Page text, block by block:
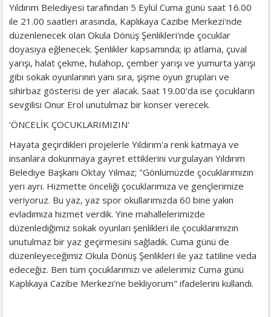
Yıldırım Belediyesi tarafından 5 Eylül Cuma günü saat 16.00
ile 21.00 saatleri arasında, Kaplıkaya Cazibe Merkezi'nde
düzenlenecek olan Okula Dönüş Şenlikleri'nde çocuklar
doyasıya eğlenecek. Şenlikler kapsamında; ip atlama, çuval
yarışı, halat çekme, hulahop, çember yarışı ve yumurta yarışı
gibi sokak oyunlarının yanı sıra, şişme oyun grupları ve
sihirbaz gösterisi de yer alacak. Saat 19.00'da ise çocukların
sevgilisi Onur Erol unutulmaz bir konser verecek.
'ÖNCELİK ÇOCUKLARIMIZIN'
Hayata geçirdikleri projelerle Yıldırım'a renk katmaya ve
insanlara dokunmaya gayret ettiklerini vurgulayan Yıldırım
Belediye Başkanı Oktay Yılmaz; "Gönlümüzde çocuklarımızın
yeri ayrı. Hizmette önceliği çocuklarımıza ve gençlerimize
veriyoruz. Bu yaz, yaz spor okullarımızda 60 bine yakın
evladımıza hizmet verdik. Yine mahallelerimizde
düzenlediğimiz sokak oyunları şenlikleri ile çocuklarımızın
unutulmaz bir yaz geçirmesini sağladık. Cuma günü de
düzenleyeceğimiz Okula Dönüş Şenlikleri ile yaz tatiline veda
edeceğiz. Ben tüm çocuklarımızı ve ailelerimiz Cuma günü
Kaplıkaya Cazibe Merkezi'ne bekliyorum" ifadelerini kullandı.